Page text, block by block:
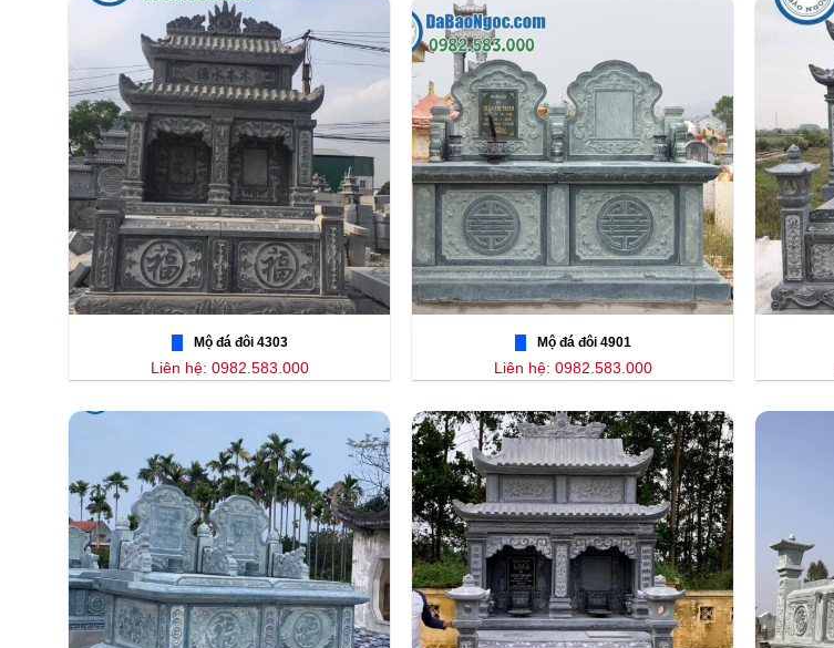
Mộ đá đôi 4303
Liên hệ: 0982.583.000
Mộ đá đôi 4901
Liên hệ: 0982.583.000